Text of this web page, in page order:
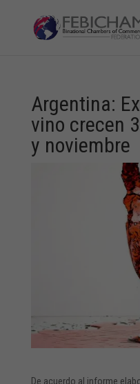
Argentina:
vino crecen
y noviembre
De acuerdo al informe